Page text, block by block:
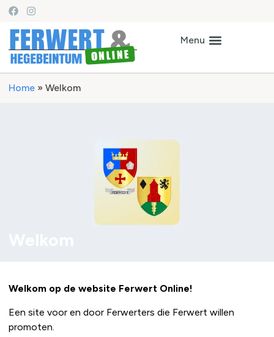
Home » Welkom
Welkom op de website Ferwert Online!
Een site voor en door Ferwerters die Ferwert willen
promoten.